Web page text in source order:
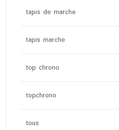
tapis de marche
tapis marche
top chrono
topchrono
tous